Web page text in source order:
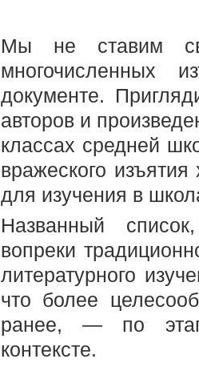
Мы не ставим
многочисленных
документе.
авторов и
классах средней
вражеского
для изучения в
Названный
вопреки
литературного
что более
ранее, — по
контексте.